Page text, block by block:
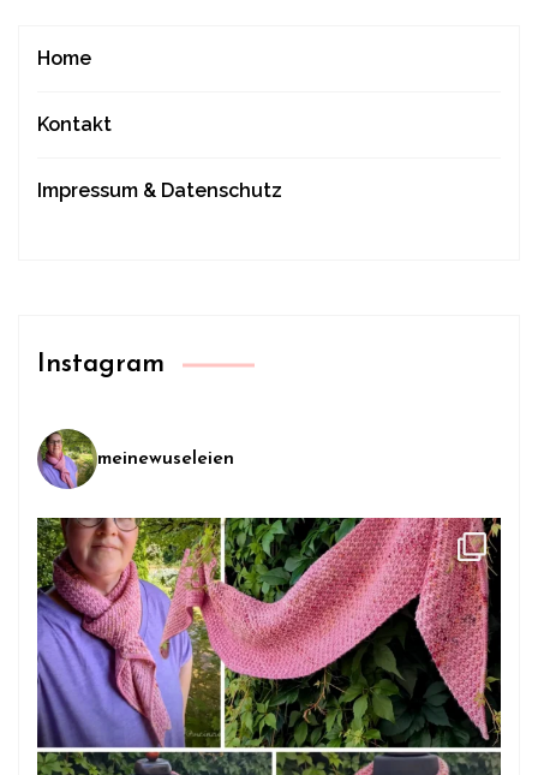
Home
Kontakt
Impressum & Datenschutz
Instagram
meinewuseleien